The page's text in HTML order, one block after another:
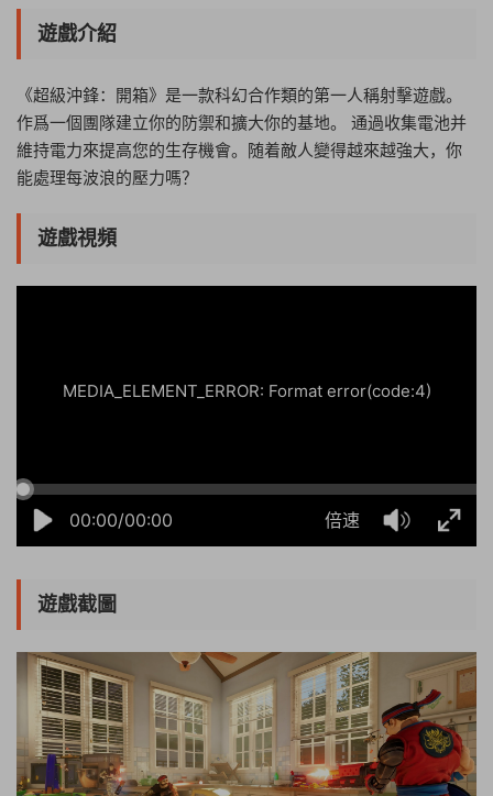
遊戲介紹
《超級沖鋒：開箱》是一款科幻合作類的第一人稱射擊遊戲。
作爲一個團隊建立你的防禦和擴大你的基地。 通過收集電池并
維持電力來提高您的生存機會。随着敵人變得越來越強大，你
能處理每波浪的壓力嗎？
遊戲視頻
00:00/00:00 倍速
MEDIA_ELEMENT_ERROR: Format error(code:4)
遊戲截圖